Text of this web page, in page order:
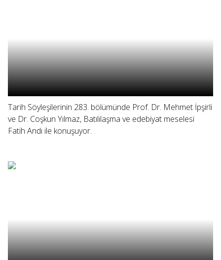
Tarih Söyleşilerinin 283. bölümünde Prof. Dr. Mehmet İpşirli
ve Dr. Coşkun Yılmaz, Batılılaşma ve edebiyat meselesi
Fatih Andı ile konuşuyor.